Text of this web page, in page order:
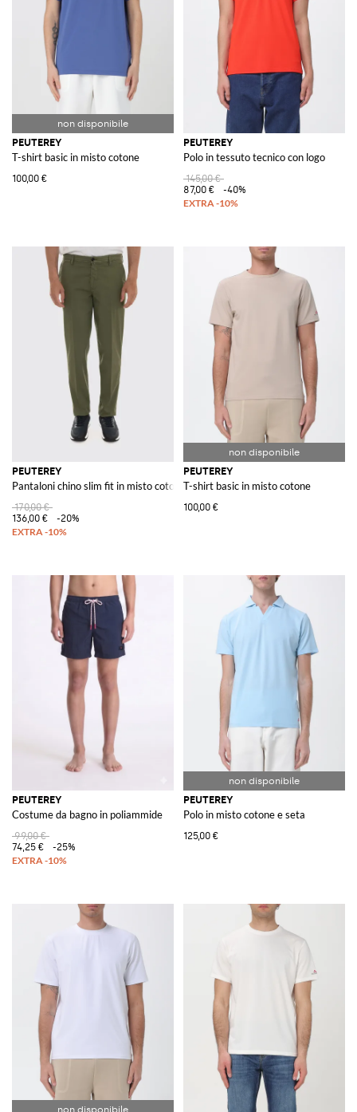
PEUTEREY
T-shirt basic in misto cotone
100,00 €
PEUTEREY
Polo in tessuto tecnico con logo
145,00 €
87,00 €
-40%
PEUTEREY
Pantaloni chino slim fit in misto cotone con vita media
170,00 €
136,00 €
-20%
PEUTEREY
T-shirt basic in misto cotone
100,00 €
PEUTEREY
Costume da bagno in poliammide
99,00 €
74,25 €
-25%
PEUTEREY
Polo in misto cotone e seta
125,00 €